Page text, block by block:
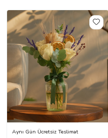
Aynı Gün Ücretsiz Teslimat